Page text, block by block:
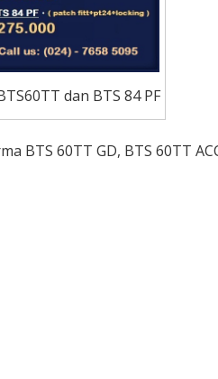
dan BTS 84 PF
BTS 60TT GD, BTS 60TT